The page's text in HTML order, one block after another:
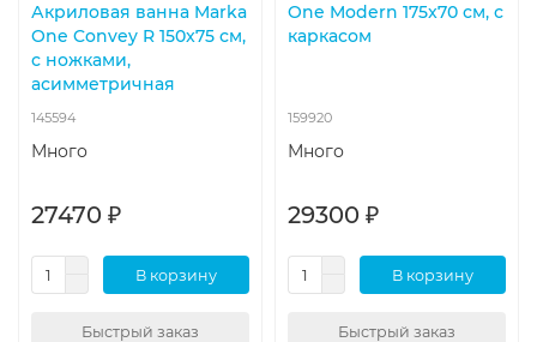
Акриловая ванна Marka
One Convey R 150x75 см,
с ножками,
асимметричная
145594
Много
27470 ₽
В корзину
Быстрый заказ
One Modern 175x70 см, с
каркасом
159920
Много
29300 ₽
В корзину
Быстрый заказ